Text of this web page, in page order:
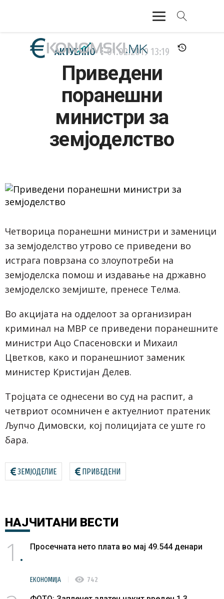
АКТУЕЛНО
ЕКОНОМИЈА
ФИНАНСИИ
БАНКАРСТВО
ЖИВОТ
АКТУЕЛНО 01.02.2019 13:19
Приведени
поранешни
министри за
земјоделство
Четворица поранешни министри и заменици
за земјоделство утрово се приведени во
истрага поврзана со злоупотреби на
земјоделска помош и издавање на државно
земјоделско земјиште, пренесе Телма.
Во акцијата на одделоот за организиран
криминал на МВР се приведени поранешните
министри Ацо Спасеновски и Михаил
Цветков, како и поранешниот заменик
министер Кристијан Делев.
Тројцата се однесени во суд на распит, а
четвриот осомничен е актуелниот пратеник
Љупчо Димовски, кој полицијата се уште го
бара.
ЗЕМЈОДЕЛИЕ ПРИВЕДЕНИ
НАЈЧИТАНИ ВЕСТИ
1 Просечната нето плата во мај 49.544 денари
ЕКОНОМИЈА visibility 742